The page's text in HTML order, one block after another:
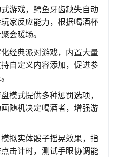
式游戏，鳄鱼牙齿缺失自动
家反应能力，根据喝酒杯
会暖场。
经典派对游戏，内置大量
自定义内容添加，促进参
模式提供多种惩罚选项，
随机决定喝酒者，增强游
模拟实体骰子摇晃效果，指
击计时，测试手眼协调能